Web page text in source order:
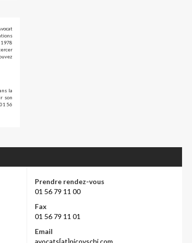
la
son
56
Prendre rendez-vous
01 56 79 11 00
Fax
01 56 79 11 01
Email
avocats[at]picovschi.com